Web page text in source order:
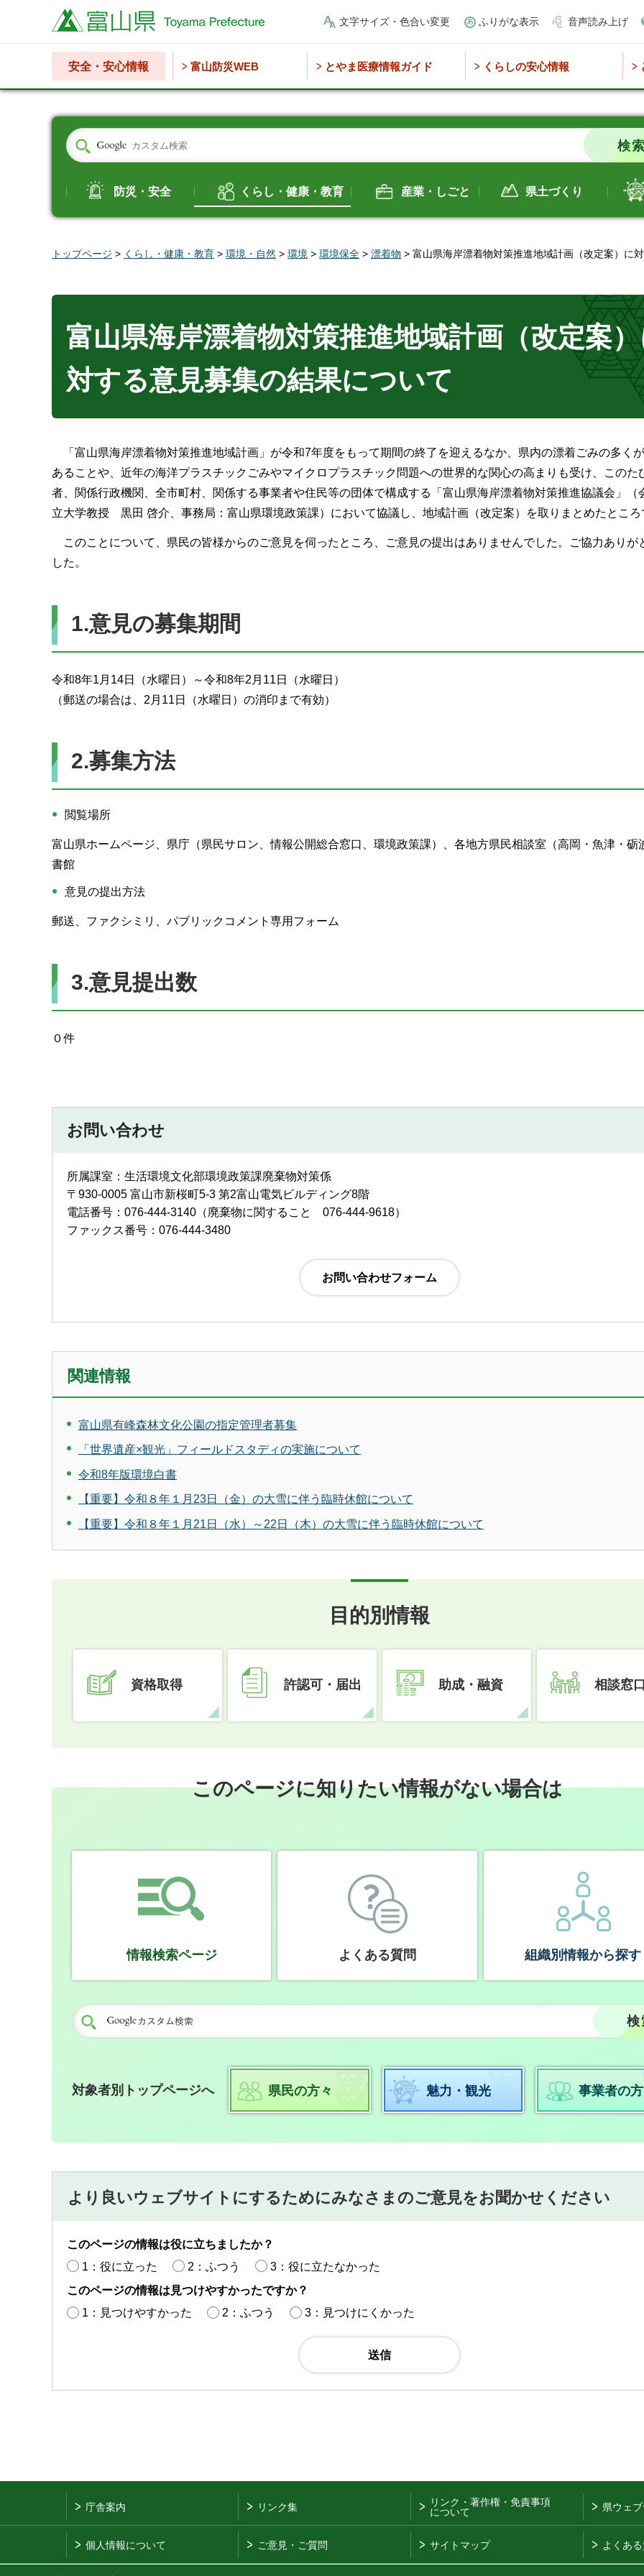
富山県 文字サイズ・色合い変更 ふりがな表示 音声読み上げ
安全・安心情報 富山防災WEB とやま医療情報ガイド くらしの安心情報
防災・安全 くらし・健康・教育 産業・しごと 県土づくり
トップページ > くらし・健康・教育 > 環境・自然 > 環境 > 環境保全 > 漂着物 > 富山県海岸漂着物対策推進地域計画（改定案）に
富山県海岸漂着物対策推進地域計画（改定案
対する意見募集の結果について
「富山県海岸漂着物対策推進地域計画」が令和7年度をもって期間の終了を迎えるなか、県内の漂着ごみの多く
あることや、近年の海洋プラスチックごみやマイクロプラスチック問題への世界的な関心の高まりも受け、このた
者、関係行政機関、全市町村、関係する事業者や住民等の団体で構成する「富山県海岸漂着物対策推進協議会」（
立大学教授 黒田 啓介、事務局：富山県環境政策課）において協議し、地域計画（改定案）を取りまとめたところ
このことについて、県民の皆様からのご意見を伺ったところ、ご意見の提出はありませんでした。ご協力ありが
した。
1.意見の募集期間
令和8年1月14日（水曜日）～令和8年2月11日（水曜日）
（郵送の場合は、2月11日（水曜日）の消印まで有効）
2.募集方法
閲覧場所
富山県ホームページ、県庁（県民サロン、情報公開総合窓口、環境政策課）、各地方県民相談室（高岡・魚津・砺
書館
意見の提出方法
郵送、ファクシミリ、パブリックコメント専用フォーム
3.意見提出数
０件
お問い合わせ
所属課室：生活環境文化部環境政策課廃棄物対策係
〒930-0005 富山市新桜町5-3 第2富山電気ビルディング8階
電話番号：076-444-3140（廃棄物に関すること 076-444-9618）
ファックス番号：076-444-3480
関連情報
富山県有峰森林文化公園の指定管理者募集
「世界遺産×観光」フィールドスタディの実施について
令和8年版環境白書
【重要】令和８年１月23日（金）の大雪に伴う臨時休館について
【重要】令和８年１月21日（水）～22日（木）の大雪に伴う臨時休館について
目的別情報
資格取得 許認可・届出 助成・融資 相談窓
このページに知りたい情報がない場合は
情報検索ページ よくある質問 組織別情報から探す
対象者別トップページへ 県民の方々 魅力・観光 事業者の
より良いウェブサイトにするためにみなさまのご意見をお聞かせください
このページの情報は役に立ちましたか？
1：役に立った
2：ふつう
3：役に立たなかった
このページの情報は見つけやすかったですか？
1：見つけやすかった
2：ふつう 3：見つけにくかった
庁舎案内 リンク集
リンク・著作権・免責事項
について
県ウェ
個人情報について ご意見・ご質問 サイトマップ よくあ